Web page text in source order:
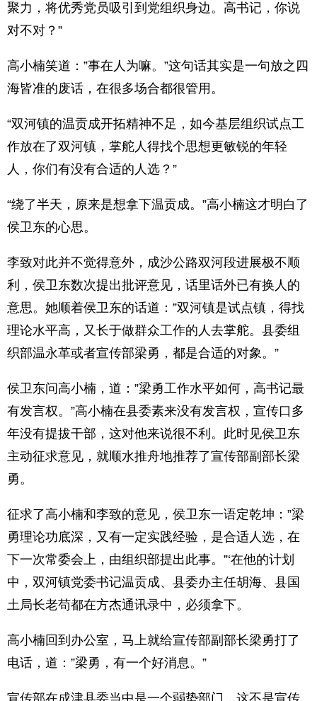
聚力，将优秀党员吸引到党组织身边。高书记，你说
对不对？”
高小楠笑道：”事在人为嘛。”这句话其实是一句放之四
海皆准的废话，在很多场合都很管用。
“双河镇的温贡成开拓精神不足，如今基层组织试点工
作放在了双河镇，掌舵人得找个思想更敏锐的年轻
人，你们有没有合适的人选？”
“绕了半天，原来是想拿下温贡成。”高小楠这才明白了
侯卫东的心思。
李致对此并不觉得意外，成沙公路双河段进展极不顺
利，侯卫东数次提出批评意见，话里话外已有换人的
意思。她顺着侯卫东的话道：”双河镇是试点镇，得找
理论水平高，又长于做群众工作的人去掌舵。县委组
织部温永革或者宣传部梁勇，都是合适的对象。”
侯卫东问高小楠，道：”梁勇工作水平如何，高书记最
有发言权。”高小楠在县委素来没有发言权，宣传口多
年没有提拔干部，这对他来说很不利。此时见侯卫东
主动征求意见，就顺水推舟地推荐了宣传部副部长梁
勇。
征求了高小楠和李致的意见，侯卫东一语定乾坤：”梁
勇理论功底深，又有一定实践经验，是合适人选，在
下一次常委会上，由组织部提出此事。”‘在他的计划
中，双河镇党委书记温贡成、县委办主任胡海、县国
土局长老苟都在方杰通讯录中，必须拿下。
高小楠回到办公室，马上就给宣传部副部长梁勇打了
电话，道：”梁勇，有一个好消息。”
宣传部在成津县委当中是一个弱势部门，这不是宣传